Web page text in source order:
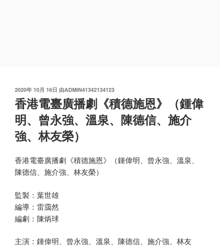
发
布
于
2020年 10月 16日 由ADMIN41342134123
香港電臺廣播劇《積德施恩》（鍾偉
明、曾永強、溫泉、陳德信、施介
強、林友榮）
香港電臺廣播劇《積德施恩》（鍾偉明、曾永強、溫泉、
陳德信、施介強、林友榮）
監製：葉世雄
編導：雷靄然
編劇：陳炳球
主演：鍾偉明、曾永強、溫泉、陳德信、施介強、林友